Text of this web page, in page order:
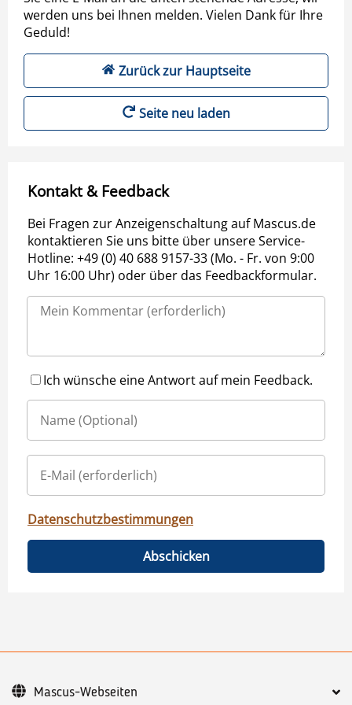
werden uns bei Ihnen melden. Vielen Dank für Ihre
Geduld!
Zurück zur Hauptseite
Seite neu laden
Kontakt & Feedback
Bei Fragen zur Anzeigenschaltung auf Mascus.de
kontaktieren Sie uns bitte über unsere Service-
Hotline: +49 (0) 40 688 9157-33 (Mo. - Fr. von 9:00
Uhr 16:00 Uhr) oder über das Feedbackformular.
Ich wünsche eine Antwort auf mein Feedback.
Datenschutzbestimmungen
Abschicken
Mascus-Webseiten